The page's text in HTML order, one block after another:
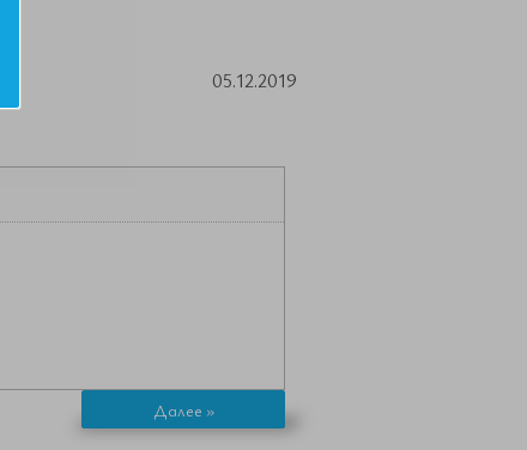
05.12.2019
Далее »